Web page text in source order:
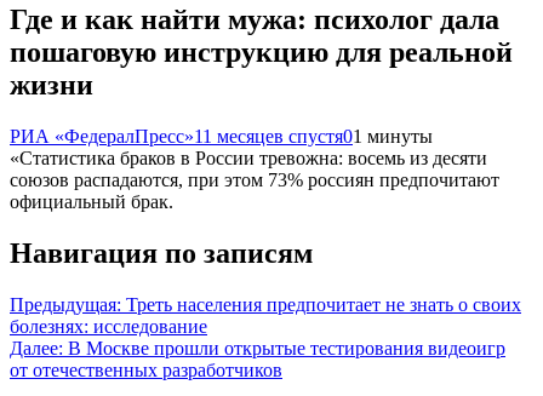
Где и как найти мужа: психолог дала
пошаговую инструкцию для реальной
жизни
РИА «ФедералПресс»11 месяцев спустя01 минуты
«Статистика браков в России тревожна: восемь из десяти
союзов распадаются, при этом 73% россиян предпочитают
официальный брак.
Навигация по записям
Предыдущая: Треть населения предпочитает не знать о своих
болезнях: исследование
Далее: В Москве прошли открытые тестирования видеоигр
от отечественных разработчиков